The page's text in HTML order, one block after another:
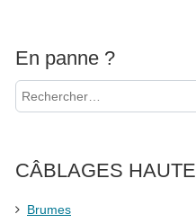
En panne ?
CÂBLAGES
Brumes